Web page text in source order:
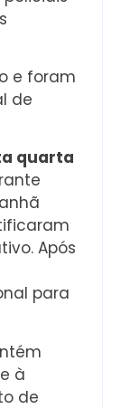
e foram
de
quarta
Após
para
à
de